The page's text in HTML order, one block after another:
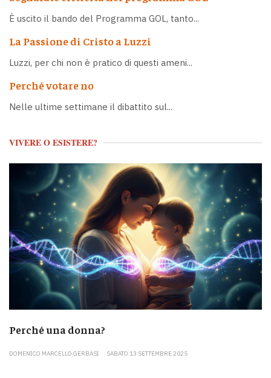
È uscito il bando del Programma GOL, tanto...
La Passione di Cristo a Luzzi
Luzzi, per chi non è pratico di questi ameni...
Perché votare no
Nelle ultime settimane il dibattito sul...
VIVERE O ESISTERE?
Perché una donna?
DOMENICO MARCELLO GERBASI SABATO 13 SETTEMBRE 2025